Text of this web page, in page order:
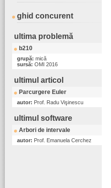
ghid concurent
ultima problemă
b210
grupă: mică
sursă: OMI 2016
ultimul articol
Parcurgere Euler
autor: Prof. Radu Vişinescu
ultimul software
Arbori de intervale
autor: Prof. Emanuela Cerchez